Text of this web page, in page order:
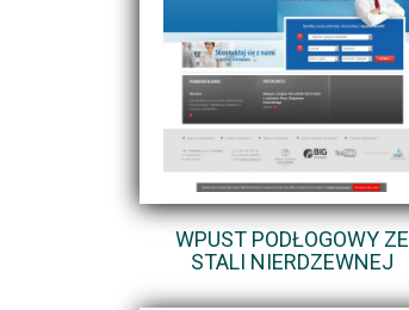
WPUST PODŁOGOWY ZE
STALI NIERDZEWNEJ